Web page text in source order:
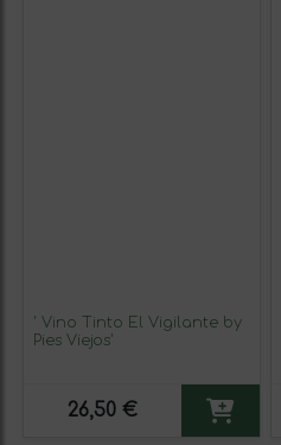
' Vino Tinto El Vigilante by
Pies Viejos'
26,50 €